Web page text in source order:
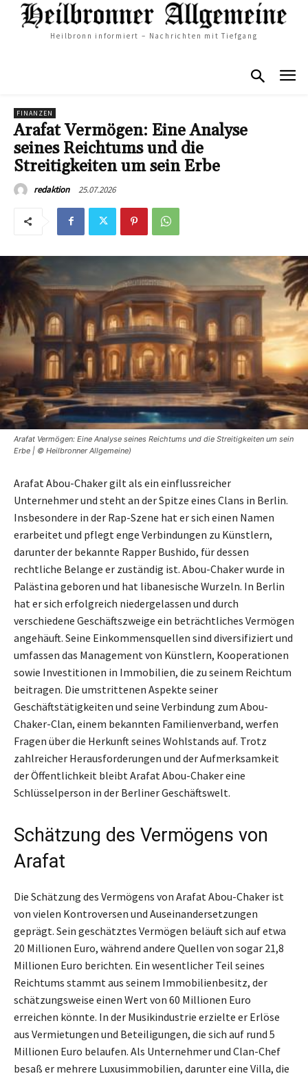
Heilbronn informiert – Nachrichten mit Tiefgang
FINANZEN
Arafat Vermögen: Eine Analyse
seines Reichtums und die
Streitigkeiten um sein Erbe
redaktion 25.07.2026
Arafat Vermögen: Eine Analyse seines Reichtums und die Streitigkeiten um sein
Erbe | © Heilbronner Allgemeine)
Arafat Abou-Chaker gilt als ein einflussreicher
Unternehmer und steht an der Spitze eines Clans in Berlin.
Insbesondere in der Rap-Szene hat er sich einen Namen
erarbeitet und pflegt enge Verbindungen zu Künstlern,
darunter der bekannte Rapper Bushido, für dessen
rechtliche Belange er zuständig ist. Abou-Chaker wurde in
Palästina geboren und hat libanesische Wurzeln. In Berlin
hat er sich erfolgreich niedergelassen und durch
verschiedene Geschäftszweige ein beträchtliches Vermögen
angehäuft. Seine Einkommensquellen sind diversifiziert und
umfassen das Management von Künstlern, Kooperationen
sowie Investitionen in Immobilien, die zu seinem Reichtum
beitragen. Die umstrittenen Aspekte seiner
Geschäftstätigkeiten und seine Verbindung zum Abou-
Chaker-Clan, einem bekannten Familienverband, werfen
Fragen über die Herkunft seines Wohlstands auf. Trotz
zahlreicher Herausforderungen und der Aufmerksamkeit
der Öffentlichkeit bleibt Arafat Abou-Chaker eine
Schlüsselperson in der Berliner Geschäftswelt.
Schätzung des Vermögens von
Arafat
Die Schätzung des Vermögens von Arafat Abou-Chaker ist
von vielen Kontroversen und Auseinandersetzungen
geprägt. Sein geschätztes Vermögen beläuft sich auf etwa
20 Millionen Euro, während andere Quellen von sogar 21,8
Millionen Euro berichten. Ein wesentlicher Teil seines
Reichtums stammt aus seinem Immobilienbesitz, der
schätzungsweise einen Wert von 60 Millionen Euro
erreichen könnte. In der Musikindustrie erzielte er Erlöse
aus Vermietungen und Beteiligungen, die sich auf rund 5
Millionen Euro belaufen. Als Unternehmer und Clan-Chef
besaß er mehrere Luxusimmobilien, darunter eine Villa, die